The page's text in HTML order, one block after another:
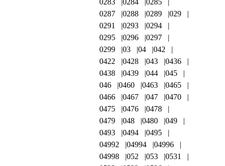
0283
0284
0285
0287
0288 0289
029
0291
0293
0294
0295
0296
0297
0299
03 04
042
0422
0428 043
0436
0438
0439 044
045
046
0460 0463
0465
0466
0467 047
0470
0475
0476
0478
0479
048 0480
049
0493
0494
0495
04992
04994
04996
04998
052 053
0531